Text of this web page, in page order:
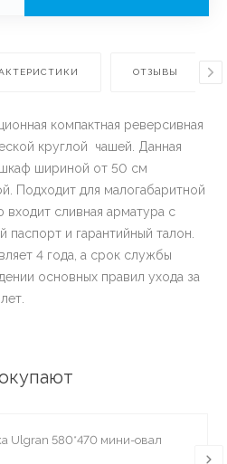
ОТЗЫВЫ
компактная реверсивная
круглой чашей. Данная
шкаф шириной от 50 см
Подходит для малогабаритной
входит сливная арматура с
паспорт и гарантийный талон.
4 года, а срок службы
основных правил ухода за
Ulgran 580*470 мини-овал